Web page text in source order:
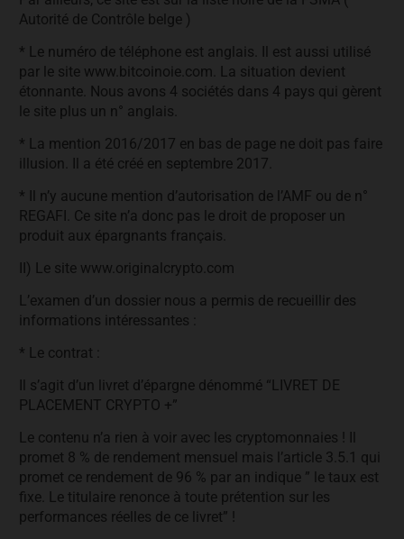
Autorité de Contrôle belge )
* Le numéro de téléphone est anglais. Il est aussi utilisé
par le site www.bitcoinoie.com. La situation devient
étonnante. Nous avons 4 sociétés dans 4 pays qui gèrent
le site plus un n° anglais.
* La mention 2016/2017 en bas de page ne doit pas faire
illusion. Il a été créé en septembre 2017.
* Il n’y aucune mention d’autorisation de l’AMF ou de n°
REGAFI. Ce site n’a donc pas le droit de proposer un
produit aux épargnants français.
II) Le site www.originalcrypto.com
L’examen d’un dossier nous a permis de recueillir des
informations intéressantes :
* Le contrat :
Il s’agit d’un livret d’épargne dénommé “LIVRET DE
PLACEMENT CRYPTO +”
Le contenu n’a rien à voir avec les cryptomonnaies ! Il
promet 8 % de rendement mensuel mais l’article 3.5.1 qui
promet ce rendement de 96 % par an indique ” le taux est
fixe. Le titulaire renonce à toute prétention sur les
performances réelles de ce livret” !